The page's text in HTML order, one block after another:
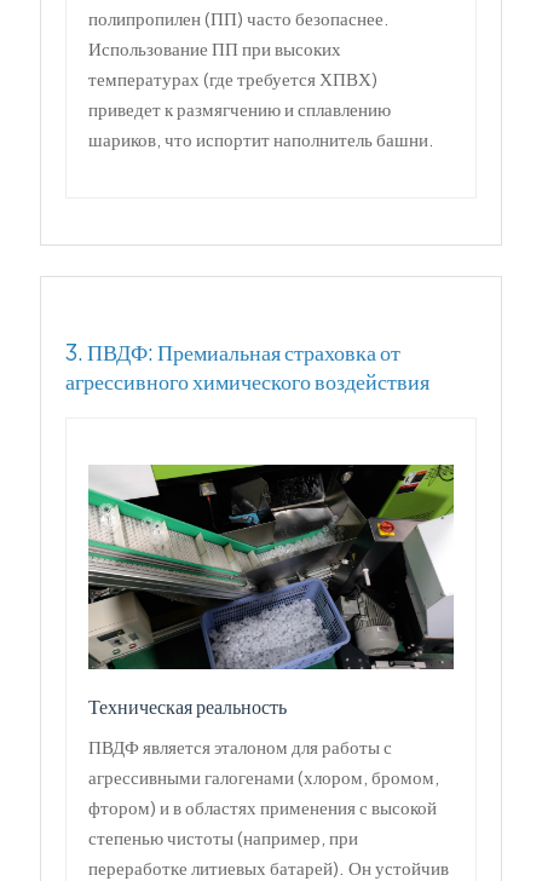
полипропилен (ПП) часто безопаснее.
Использование ПП при высоких
температурах (где требуется ХПВХ)
приведет к размягчению и сплавлению
шариков, что испортит наполнитель башни.
3. ПВДФ: Премиальная страховка от
агрессивного химического воздействия
Техническая реальность
ПВДФ является эталоном для работы с
агрессивными галогенами (хлором, бромом,
фтором) и в областях применения с высокой
степенью чистоты (например, при
переработке литиевых батарей). Он устойчив